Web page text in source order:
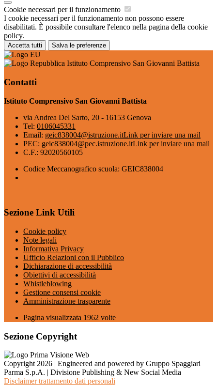
Cookie necessari per il funzionamento
I cookie necessari per il funzionamento non possono essere
disabilitati. È possibile consultare l'elenco nella pagina della cookie
policy.
Accetta tutti Salva le preferenze
Istituto Comprensivo San Giovanni Battista
Contatti
Istituto Comprensivo San Giovanni Battista
via Andrea Del Sarto, 20 - 16153 Genova
Tel: 0106045331
Email: geic838004@istruzione.itLink per inviare una mail
PEC: geic838004@pec.istruzione.itLink per inviare una mail
C.F.: 92020560105
Codice Meccanografico scuola: GEIC838004
Sezione Link Utili
Cookie policy
Note legali
Informativa Privacy
Ufficio Relazioni con il Pubblico
Dichiarazione di accessibilità
Obiettivi di accessibilità
Whistleblowing
Gestione consensi cookie
Amministrazione trasparente
Pagina visualizzata 1962 volte
Sezione Copyright
Copyright 2026 | Engineered and powered by Gruppo Spaggiari
Parma S.p.A. | Divisione Publishing & New Social Media
Disclaimer trattamento dati personali